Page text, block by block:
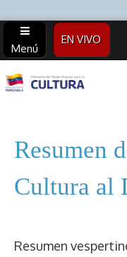
Menú
EN VIVO
Alba
Ciudad
96.3
Resumen
Cultura al
Resumen